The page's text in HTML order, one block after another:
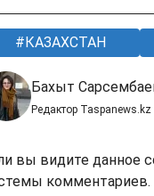
КАЗАХСТАН
Бахыт
Редактор Taspanews.kz
вы видите данное
комментариев.